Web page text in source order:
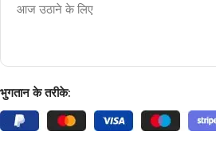
आज उठाने के लिए
भुगतान के तरीके: